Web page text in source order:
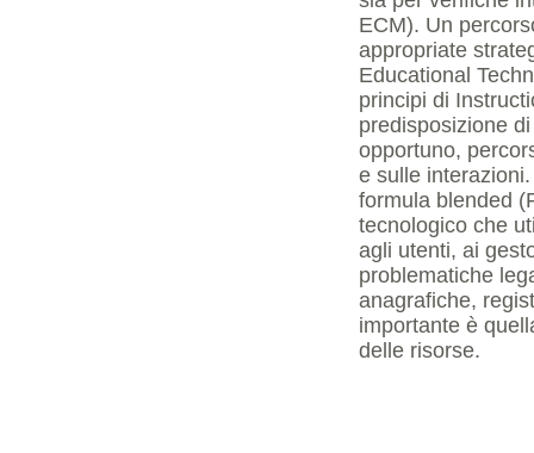
ECM). Un
appropriate
Educational
principi di
predisposizione
opportuno,
e sulle
formula blended
tecnologico che
agli utenti, ai
problematiche
anagrafiche,
importante è
delle risorse.